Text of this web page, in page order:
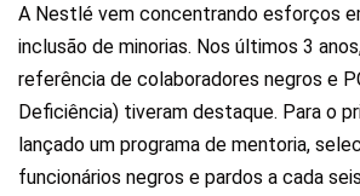
A Nestlé vem concentrando esforços
inclusão de minorias. Nos últimos 3
referência de colaboradores negros e
Deficiência) tiveram destaque. Para o
lançado um programa de mentoria,
funcionários negros e pardos a cada